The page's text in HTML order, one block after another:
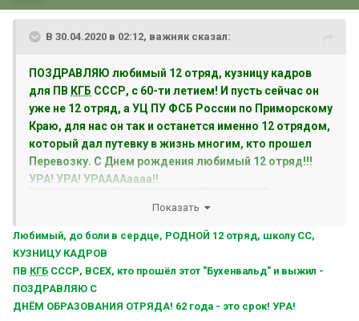
В 30.04.2020 в 02:12, важняксказал:
ПОЗДРАВЛЯЮ любимый 12 отряд, кузницу кадров
для ПВ КГБ СССР, с 60-ти летием! И пусть сейчас он
уже не 12 отряд, а УЦ ПУ ФСБ России по Приморскому
Краю, для нас он так и останется именно 12 отрядом,
который дал путевку в жизнь многим, кто прошел
Перевозку. С Днем рождения любимый 12 отряд!!!
УРА! УРА! УРААААаааа!!
Показать
Любимый, до боли в сердце, РОДНОЙ 12 отряд, школу СС,
КУЗНИЦУ КАДРОВ
ПВ КГБ СССР, ВСЕХ, кто прошёл этот "Бухенвальд" и выжил -
ПОЗДРАВЛЯЮ С
ДНЁМ ОБРАЗОВАНИЯ ОТРЯДА! 62 года - это срок! УРА!